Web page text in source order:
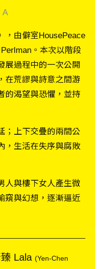
A
，由僻室HousePeace
。本次以階段
展過程中的一次公開
在荒謬與詩意之間游
的渴望與恐懼，並持
；上下交疊的兩間公
，生活在失序與腐敗
人與樓下女人產生微
窺與幻想，逐漸逼近
Lala (Yen-Chen